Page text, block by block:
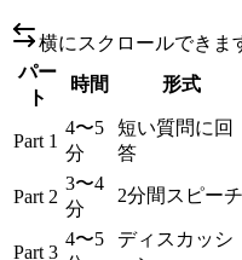
横にスクロールできま
パー
ト
時間 形式
Part 1
4〜5
分
短い質問に回
答
Part 2
3〜4
分
2分間スピーチ
Part 3
4〜5
ディスカッシ